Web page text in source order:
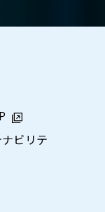
ビリテ